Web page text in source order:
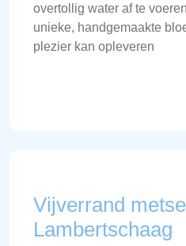
overtollig water af te
unieke, handgemaakte
plezier kan opleveren
Vijverrand
Lambertschaag